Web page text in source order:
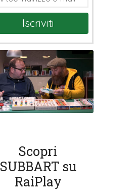
Iscriviti
Scopri
SUBBART su
RaiPlay